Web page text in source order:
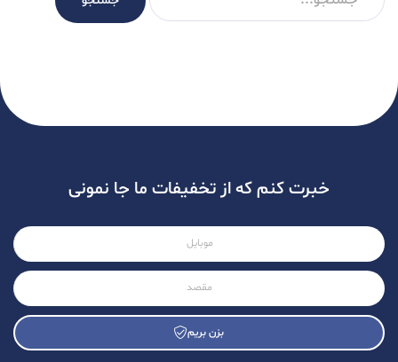
خبرت کنم که از تخفیفات ما جا نمونی
بزن بریم